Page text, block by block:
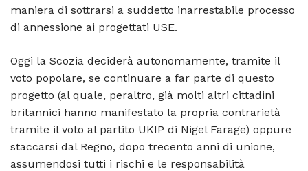
maniera di sottrarsi a suddetto inarrestabile processo
di annessione ai progettati USE.
Oggi la Scozia deciderà autonomamente, tramite il
voto popolare, se continuare a far parte di questo
progetto (al quale, peraltro, già molti altri cittadini
britannici hanno manifestato la propria contrarietà
tramite il voto al partito UKIP di Nigel Farage) oppure
staccarsi dal Regno, dopo trecento anni di unione,
assumendosi tutti i rischi e le responsabilità